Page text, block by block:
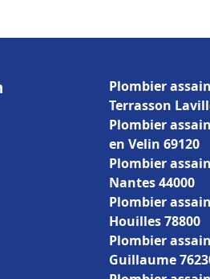
Plombier
Terrasson
Plombier
en Velin 69120
Plombier
Nantes 44000
Plombier
Houilles 78800
Plombier
Guillaume